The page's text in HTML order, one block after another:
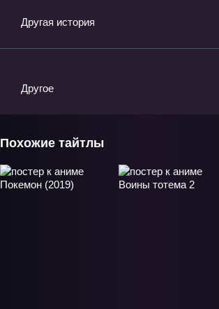
Другая история
Другое
Похожие тайтлы